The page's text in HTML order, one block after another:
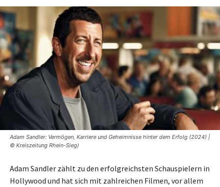
Adam Sandler: Vermögen, Karriere und Geheimnisse hinter dem Erfolg (2024) |
© Kreiszeitung Rhein-Sieg)
Adam Sandler zählt zu den erfolgreichsten Schauspielern in
Hollywood und hat sich mit zahlreichen Filmen, vor allem